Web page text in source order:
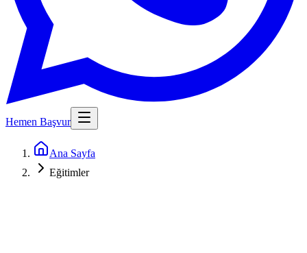
Hemen Başvur
Ana Sayfa
Eğitimler